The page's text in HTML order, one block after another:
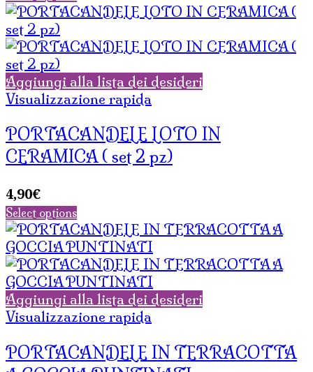
originale
era:
7,50€.
attuale
4,50€.
Aggiungi alla lista dei desideri
Visualizzazione rapida
PORTACANDELE LOTO IN
CERAMICA ( set 2 pz)
4,90€
Select options
Aggiungi alla lista dei desideri
Visualizzazione rapida
PORTACANDELE IN TERRACOTTA